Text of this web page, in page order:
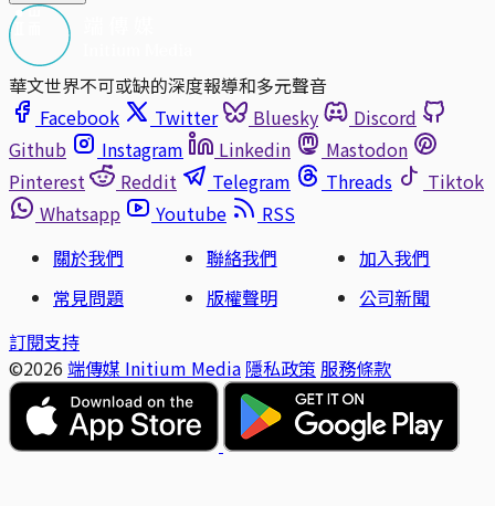
華文世界不可或缺的深度報導和多元聲音
Facebook
Twitter Bluesky
Discord
Github
Instagram Linkedin
Mastodon
Pinterest
Reddit Telegram Threads
Tiktok
Whatsapp
Youtube
RSS
關於我們
聯絡我們
加入我們
常見問題
版權聲明
公司新聞
訂閱支持
©2026 端傳媒 Initium Media 隱私政策 服務條款